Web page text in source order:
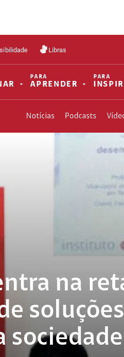
Libras
PARA
APRENDER
PARA
Notícias Podcasts
na
soluções
sociedade